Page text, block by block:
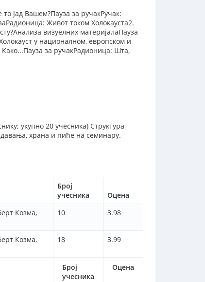
Јад Вашем?Пауза за ручакРучак:
Живот током Холокауста2.
визуелних материјалаПауза
у националном, европском и
Како...Пауза за ручакРадионица: Шта,
укупно 20 учесника) Структура
храна и пиће на семинару.
Број
учесника
Оцена
Број
учесника
Оцена
Козма,
10 3.98
Козма,
18 3.99